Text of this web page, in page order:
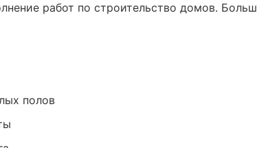
работ по строительство домов.
полов